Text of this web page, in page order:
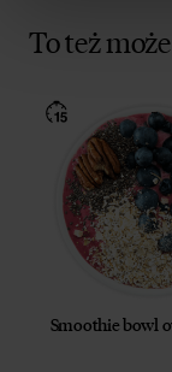
To też
Smoothie bowl